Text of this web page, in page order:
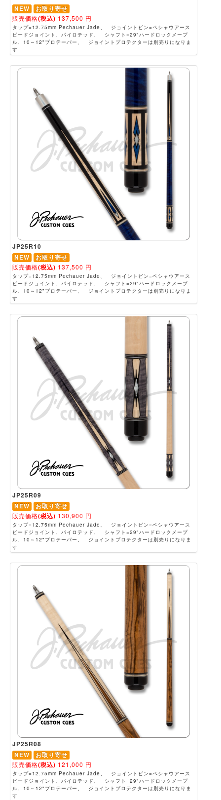
NEW
お取り寄せ
販売価格(税込) 137,500 円
タップ=12.75mm Pechauer Jade、 ジョイントピン=ペシャウアース
ピードジョイント、パイロテッド、 シャフト=29"ハードロックメープ
ル、10～12"プロテーパー、 ジョイントプロテクターは別売りになりま
す
JP25R10
NEW
お取り寄せ
販売価格(税込) 137,500 円
タップ=12.75mm Pechauer Jade、 ジョイントピン=ペシャウアース
ピードジョイント、パイロテッド、 シャフト=29"ハードロックメープ
ル、10～12"プロテーパー、 ジョイントプロテクターは別売りになりま
す
JP25R09
NEW
お取り寄せ
販売価格(税込) 130,900 円
タップ=12.75mm Pechauer Jade、 ジョイントピン=ペシャウアース
ピードジョイント、パイロテッド、 シャフト=29"ハードロックメープ
ル、10～12"プロテーパー、 ジョイントプロテクターは別売りになりま
す
JP25R08
NEW
お取り寄せ
販売価格(税込) 121,000 円
タップ=12.75mm Pechauer Jade、 ジョイントピン=ペシャウアース
ピードジョイント、パイロテッド、 シャフト=29"ハードロックメープ
ル、10～12"プロテーパー、 ジョイントプロテクターは別売りになりま
す